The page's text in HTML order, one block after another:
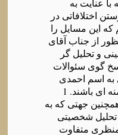
عنایت به
اختلافاتی در
این مسایل را
از جناب آقای
و تحلیل گر
گوی سئوالات
به اسم احمدی
نژاد و مناقشات اخیر بین وی و خامنه ای باشند. 1
جهتی که به
تحلیل شخصیتی
منظری متفاوت